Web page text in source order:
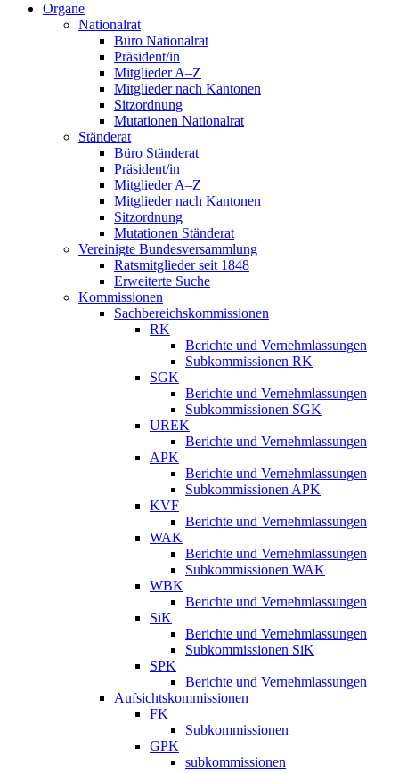
Organe
Nationalrat
Büro Nationalrat
Präsident/in
Mitglieder A–Z
Mitglieder nach Kantonen
Sitzordnung
Mutationen Nationalrat
Ständerat
Büro Ständerat
Präsident/in
Mitglieder A–Z
Mitglieder nach Kantonen
Sitzordnung
Mutationen Ständerat
Vereinigte Bundesversammlung
Ratsmitglieder seit 1848
Erweiterte Suche
Kommissionen
Sachbereichskommissionen
RK
Berichte und Vernehmlassungen
Subkommissionen RK
SGK
Berichte und Vernehmlassungen
Subkommissionen SGK
UREK
Berichte und Vernehmlassungen
APK
Berichte und Vernehmlassungen
Subkommissionen APK
KVF
Berichte und Vernehmlassungen
WAK
Berichte und Vernehmlassungen
Subkommissionen WAK
WBK
Berichte und Vernehmlassungen
SiK
Berichte und Vernehmlassungen
Subkommissionen SiK
SPK
Berichte und Vernehmlassungen
Aufsichtskommissionen
FK
Subkommissionen
GPK
subkommissionen